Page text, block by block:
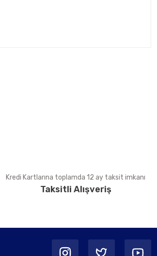
Kredi Kartlarına toplamda 12 ay taksit imkanı
Taksitli Alışveriş